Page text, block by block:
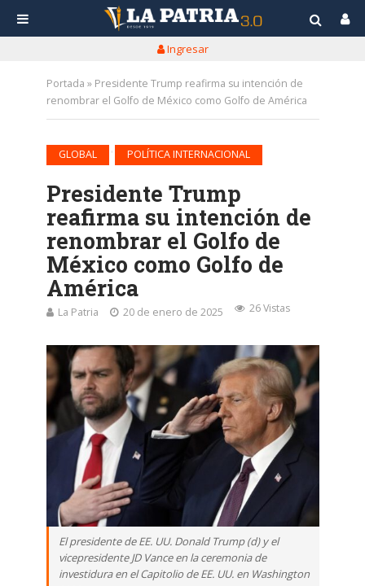
Ingresar
Portada » Presidente Trump reafirma su intención de
renombrar el Golfo de México como Golfo de América
GLOBAL POLÍTICA INTERNACIONAL
Presidente Trump
reafirma su intención de
renombrar el Golfo de
México como Golfo de
América
La Patria 20 de enero de 2025 26 Vistas
El presidente de EE. UU. Donald Trump (d) y el
vicepresidente JD Vance en la ceremonia de
investidura en el Capitolio de EE. UU. en Washington